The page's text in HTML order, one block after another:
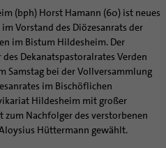
(bph) Horst Hamann (60) ist neues
Vorstand des Diözesanrats der
im Bistum Hildesheim. Der
Dekanatspastoralrates Verden
Samstag bei der Vollversammlung
im Bischöflichen
Hildesheim mit großer
zum Nachfolger des verstorbenen
Hüttermann gewählt.